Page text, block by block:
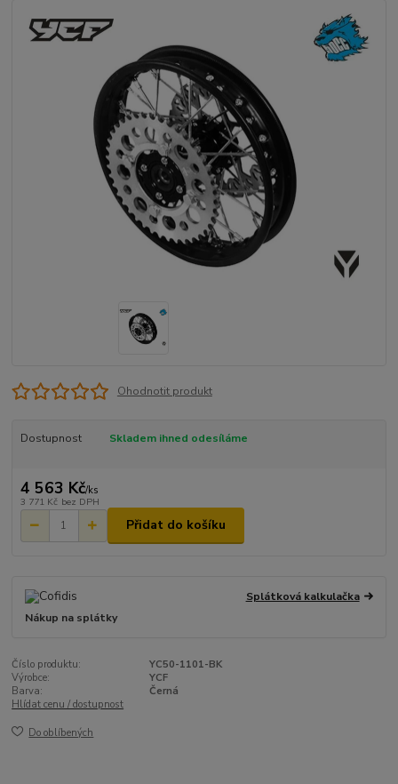
Ohodnotit produkt
Dostupnost Skladem ihned odesíláme
4 563 Kč/ks
3 771 Kč bez DPH
Přidat do košíku
Splátková kalkulačka
Nákup na splátky
Číslo produktu:
YC50-1101-BK
Výrobce:
YCF
Barva:
Černá
Hlídat cenu / dostupnost
Do oblíbených